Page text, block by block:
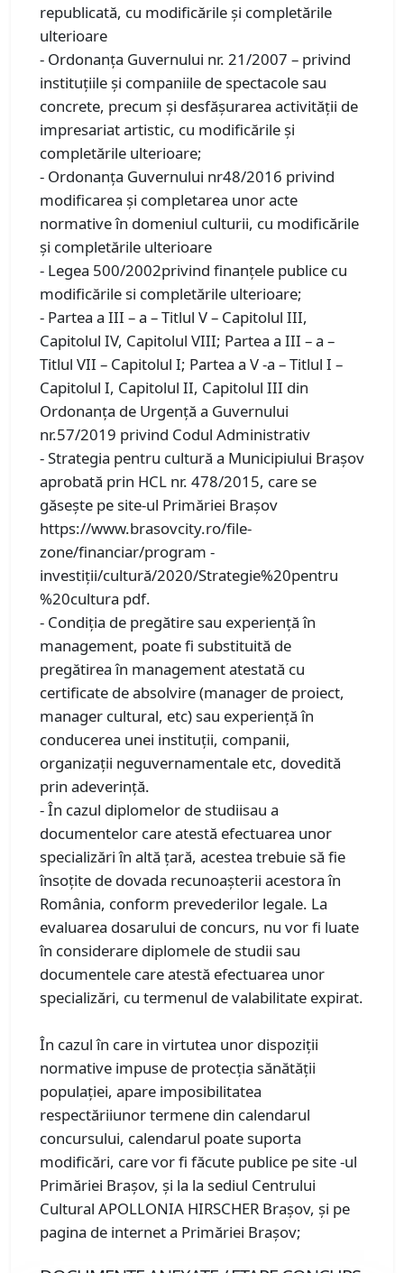
republicată, cu modificările şi completările
ulterioare
- Ordonanţa Guvernului nr. 21/2007 – privind
instituțiile și companiile de spectacole sau
concrete, precum și desfășurarea activității de
impresariat artistic, cu modificările și
completările ulterioare;
- Ordonanţa Guvernului nr48/2016 privind
modificarea și completarea unor acte
normative în domeniul culturii, cu modificările
și completările ulterioare
- Legea 500/2002privind finanțele publice cu
modificările si completările ulterioare;
- Partea a III – a – Titlul V – Capitolul III,
Capitolul IV, Capitolul VIII; Partea a III – a –
Titlul VII – Capitolul I; Partea a V -a – Titlul I –
Capitolul I, Capitolul II, Capitolul III din
Ordonanța de Urgență a Guvernului
nr.57/2019 privind Codul Administrativ
- Strategia pentru cultură a Municipiului Braşov
aprobată prin HCL nr. 478/2015, care se
găseşte pe site-ul Primăriei Braşov
https://www.brasovcity.ro/file-
zone/financiar/program -
investiții/cultură/2020/Strategie%20pentru
%20cultura pdf.
- Condiția de pregătire sau experiență în
management, poate fi substituită de
pregătirea în management atestată cu
certificate de absolvire (manager de proiect,
manager cultural, etc) sau experiență în
conducerea unei instituții, companii,
organizații neguvernamentale etc, dovedită
prin adeverință.
- În cazul diplomelor de studiisau a
documentelor care atestă efectuarea unor
specializări în altă țară, acestea trebuie să fie
însoțite de dovada recunoașterii acestora în
România, conform prevederilor legale. La
evaluarea dosarului de concurs, nu vor fi luate
în considerare diplomele de studii sau
documentele care atestă efectuarea unor
specializări, cu termenul de valabilitate expirat.
În cazul în care in virtutea unor dispoziții
normative impuse de protecția sănătății
populației, apare imposibilitatea
respectăriiunor termene din calendarul
concursului, calendarul poate suporta
modificări, care vor fi făcute publice pe site -ul
Primăriei Brașov, și la la sediul Centrului
Cultural APOLLONIA HIRSCHER Brașov, și pe
pagina de internet a Primăriei Brașov;